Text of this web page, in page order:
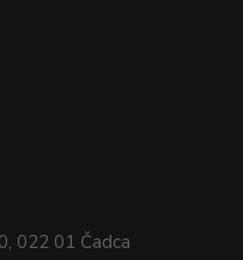
022 01 Čadca